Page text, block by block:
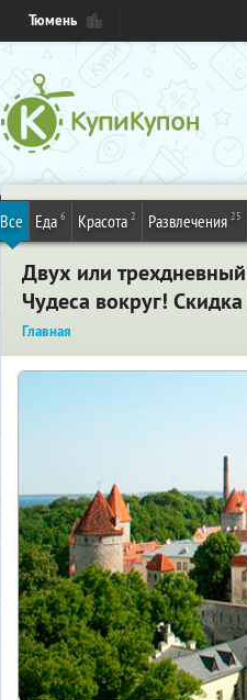
Тюмень
Все Еда 6 Красота 2 Развлечения 25
Двух или
Чудеса вокруг!
Главная